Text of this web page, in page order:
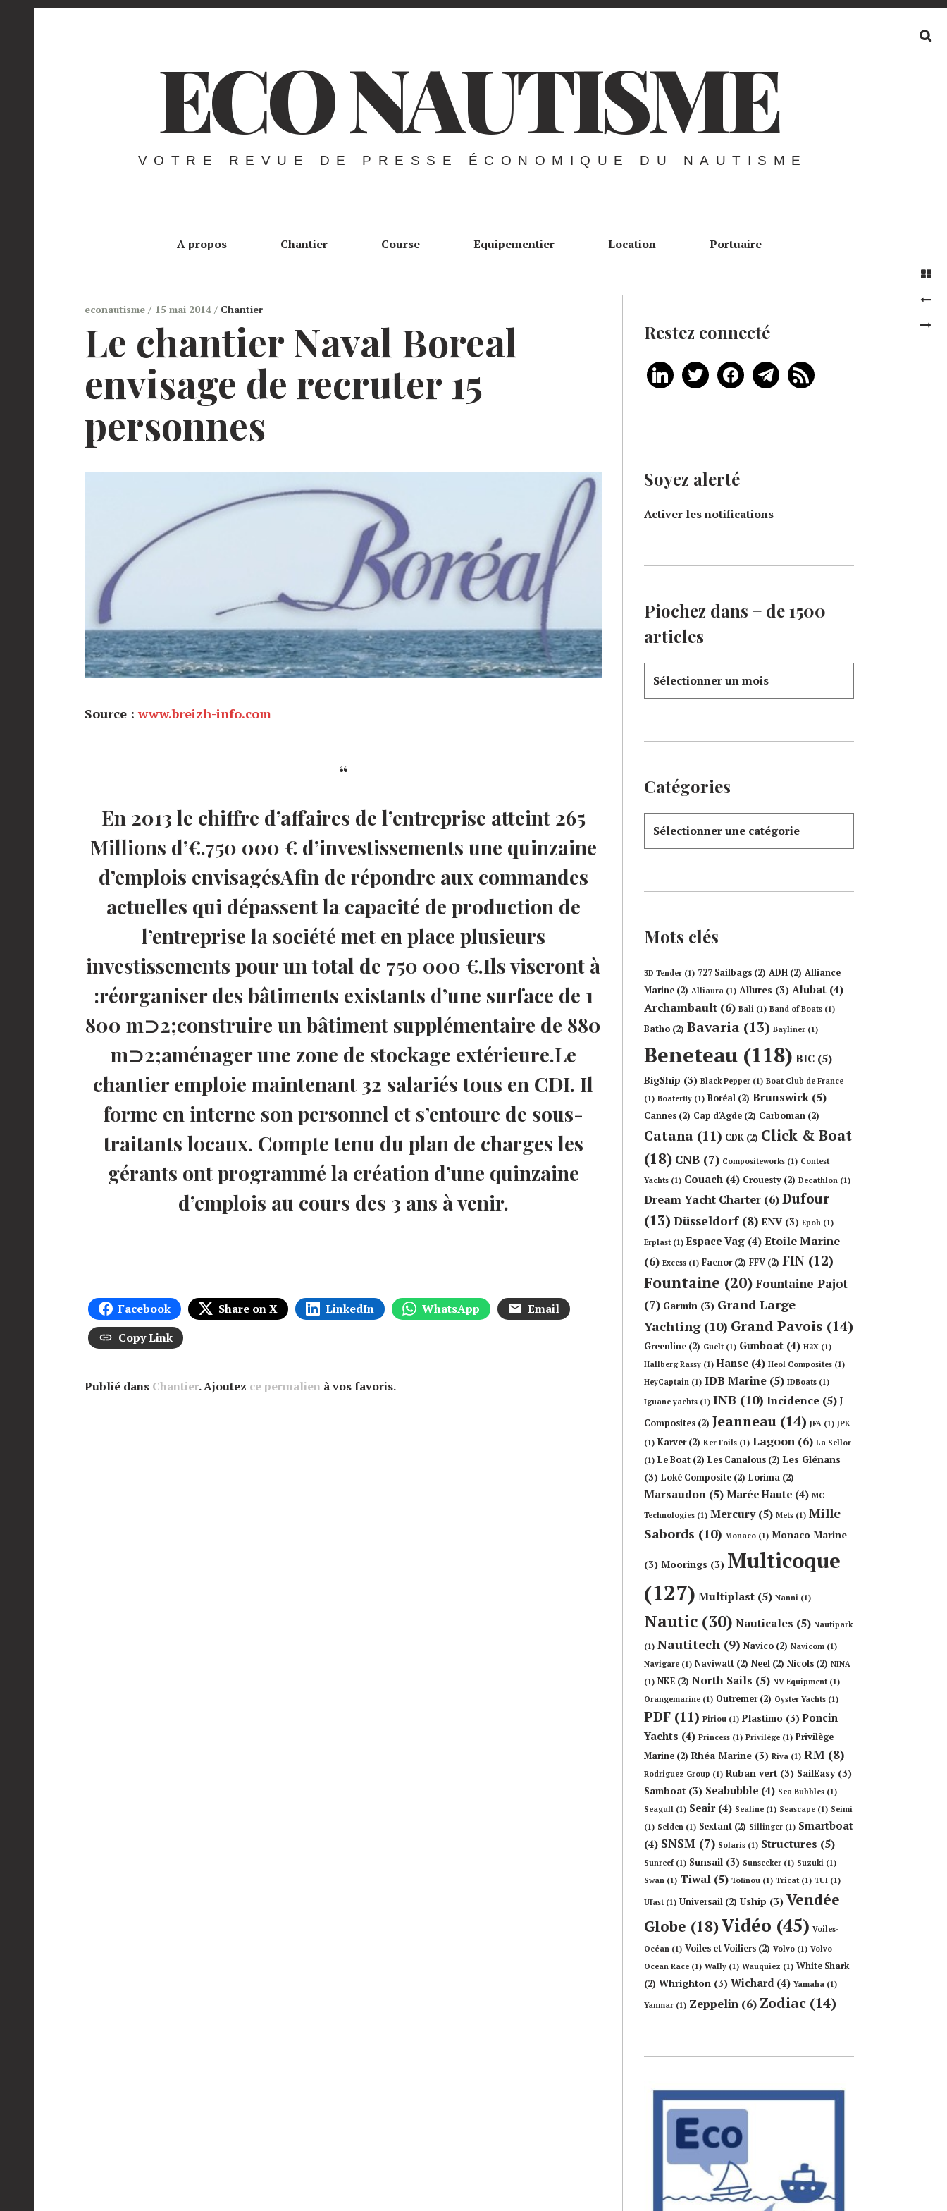
ECO NAUTISME
VOTRE REVUE DE PRESSE ÉCONOMIQUE DU NAUTISME
A propos Chantier Course Equipementier Location Portuaire
econautisme 15 mai 2014 Chantier
Le chantier Naval Boreal
envisage de recruter 15
personnes
Source :www.breizh-info.com
En 2013 le chiffre d’affaires de l’entreprise atteint 265
Millions d’€.750 000 € d’investissements une quinzaine
d’emplois envisagésAfin de répondre aux commandes
actuelles qui dépassent la capacité de production de
l’entreprise la société met en place plusieurs
investissements pour un total de 750 000 €.Ils viseront à
:réorganiser des bâtiments existants d’une surface de 1
800 m⊃2;construire un bâtiment supplémentaire de 880
m⊃2;aménager une zone de stockage extérieure.Le
chantier emploie maintenant 32 salariés tous en CDI. Il
forme en interne son personnel et s’entoure de sous-
traitants locaux. Compte tenu du plan de charges les
gérants ont programmé la création d’une quinzaine
d’emplois au cours des 3 ans à venir.
Facebook Share on X LinkedIn WhatsApp
Email
Copy Link
Publié dans Chantier. Ajoutez ce permalien à vos favoris.
Restez connecté
Soyez alerté
Activer les notifications
Piochez dans + de 1500
articles
Catégories
Mots clés
3D Tender (1) 727 Sailbags (2) ADH (2) Alliance
Marine (2) Alliaura (1) Allures (3) Alubat (4)
Archambault (6) Bali (1) Band of Boats (1)
Batho (2) Bavaria (13) Bayliner (1)
Beneteau (118) BIC (5)
BigShip (3) Black Pepper (1) Boat Club de France
(1) Boaterfly (1) Boréal (2) Brunswick (5)
Cannes (2) Cap d'Agde (2) Carboman (2)
Catana (11) CDK (2) Click & Boat
(18) CNB (7) Compositeworks (1) Contest
Yachts (1) Couach (4) Crouesty (2) Decathlon (1)
Dream Yacht Charter (6) Dufour
(13) Düsseldorf(8) ENV (3) Epoh (1)
Erplast(1) Espace Vag (4) Etoile Marine
(6) Excess (1) Facnor(2) FFV (2) FIN (12)
Fountaine (20)Fountaine Pajot
(7) Garmin (3) Grand Large
Yachting(10) Grand Pavois (14)
Greenline (2) Guelt(1) Gunboat (4) H2X (1)
Hallberg Rassy (1) Hanse (4) Heol Composites (1)
HeyCaptain (1) IDB Marine (5) IDBoats (1)
Iguane yachts (1) INB (10) Incidence (5) J
Composites (2) Jeanneau (14) JFA (1) JPK
(1) Karver(2) Ker Foils (1) Lagoon (6) La Sellor
(1) Le Boat (2) Les Canalous (2) Les Glénans
(3) Loké Composite (2) Lorima (2)
Marsaudon (5) Marée Haute (4) MC
Technologies (1) Mercury(5) Mets (1) Mille
Sabords (10) Monaco (1) Monaco Marine
(3) Moorings (3) Multicoque
(127) Multiplast (5) Nanni (1)
Nautic (30) Nauticales (5) Nautipark
(1) Nautitech (9) Navico (2) Navicom (1)
Navigare (1) Naviwatt (2) Neel (2) Nicols (2) NINA
(1) NKE (2) North Sails (5) NV Equipment(1)
Orangemarine (1) Outremer(2) Oyster Yachts (1)
PDF (11) Piriou (1) Plastimo (3) Poncin
Yachts (4) Princess (1) Privilège (1) Privilège
Marine (2) Rhéa Marine (3) Riva (1) RM (8)
Rodriguez Group (1) Ruban vert (3) SailEasy(3)
Samboat (3) Seabubble (4) Sea Bubbles (1)
Seagull (1) Seair(4) Sealine (1) Seascape (1) Seimi
(1) Selden (1) Sextant (2) Sillinger (1) Smartboat
(4) SNSM (7) Solaris (1) Structures (5)
Sunreef(1) Sunsail (3) Sunseeker (1) Suzuki (1)
Swan (1) Tiwal (5) Tofinou (1) Tricat(1) TUI (1)
Ufast(1) Universail (2) Uship (3) Vendée
Globe (18)Vidéo (45) Voiles-
Océan (1) Voiles et Voiliers (2) Volvo (1) Volvo
Ocean Race (1) Wally (1) Wauquiez (1) White Shark
(2) Whrighton (3) Wichard(4) Yamaha (1)
Yanmar (1) Zeppelin (6) Zodiac (14)